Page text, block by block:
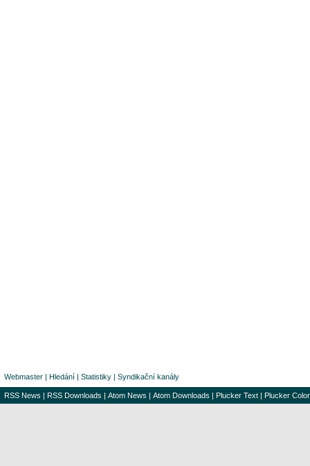
Webmaster | Hledání | Statistiky | Syndikační kanály
RSS News | RSS Downloads | Atom News | Atom Downloads | Plucker Text | Plucker Color